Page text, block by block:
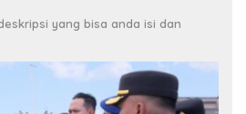
yang bisa anda isi dan